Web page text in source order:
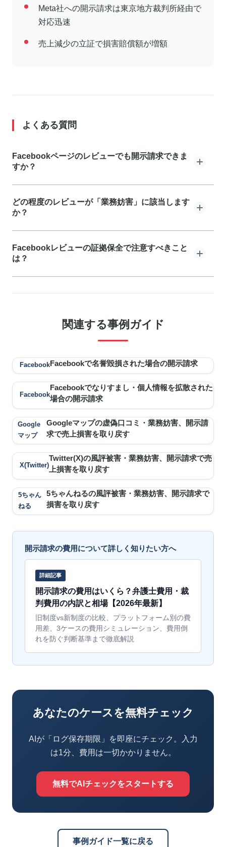
Meta社への開示請求は東京地方裁判所経由で
対応迅速
売上減少の立証で損害賠償額が増額
よくある質問
Facebookページのレビューでも開示請求できま
すか？
ビューや悪質な口コミは、Googleマップの口コミと同
様に業務妨害罪で刑事告訴が可能で、発信者情報開示請
求も認められます。Facebookは実名制のため、レビュ
ー投稿者の社会的責任が重く、訴訟リスクを恐れて削除
に応じやすい傾向があります。Meta社への開示請求は
東京地方裁判所を通じて行います。
どの程度のレビューが「業務妨害」に該当します
か？
産寸前」）を含むレビューは業務妨害罪に該当します。
誹謗中傷（「詐欺会社」「ブラック企業」）は名誉毀損
罪にも該当します。単なる「まずかった」「サービスが
悪い」という主観的な感想は違法ではありませんが、事
能性があります。競合他社や元従業員による組織的な悪
Facebookレビューの証拠保全で注意すべきこと
は？
ィール、友達数をスクリーンショットで保存します。レ
ビューのURL、Facebookページ全体、過去のレビュー
Webアーカイブサービスでも保存しておきます。売上
減少の立証（レビュー投稿前後の売上比較、予約キャン
セル数）も準備しておくと有効です。
関連する事例ガイド
FacebookFacebookで名誉毀損された場合の開示請求
Facebook
Facebookでなりすまし・個人情報を拡散された
場合の開示請求
Google
マップ
Googleマップの虚偽口コミ・業務妨害、開示請
求で売上損害を取り戻す
X(Twitter)
Twitter(X)の風評被害・業務妨害、開示請求で売
上損害を取り戻す
5ちゃん
ねる
5ちゃんねるの風評被害・業務妨害、開示請求で
損害を取り戻す
開示請求の費用について詳しく知りたい方へ
詳細記事
開示請求の費用はいくら？弁護士費用・裁
判費用の内訳と相場【2026年最新】
旧制度vs新制度の比較、プラットフォーム別の費
用差、3ケースの費用シミュレーション、費用倒
れを防ぐ判断基準まで徹底解説
あなたのケースを無料チェック
AIが「ログ保存期限」を即座にチェック。入力
は1分、費用は一切かかりません。
無料でAIチェックをスタートする
事例ガイド一覧に戻る